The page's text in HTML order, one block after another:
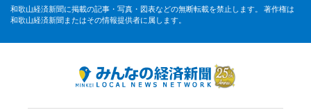
和歌山経済新聞に掲載の記事・写真・図表などの無断転載を禁止します。 著作権は
和歌山経済新聞またはその情報提供者に属します。